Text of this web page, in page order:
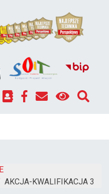
AKCJA-KWALIFIKACJA 3